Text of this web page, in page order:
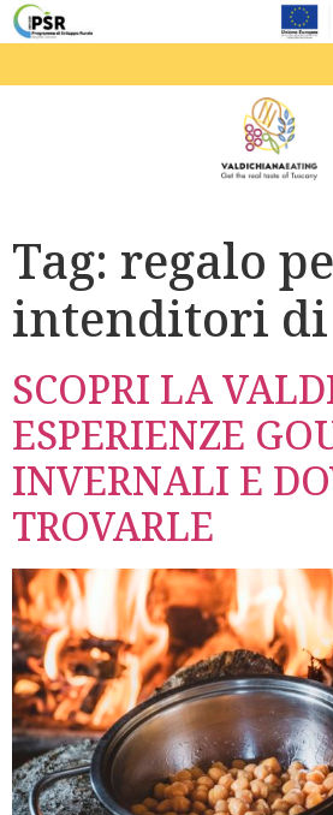
Tag: regalo
intenditori
SCOPRI LA
ESPERIENZE
INVERNALI E
TROVARLE